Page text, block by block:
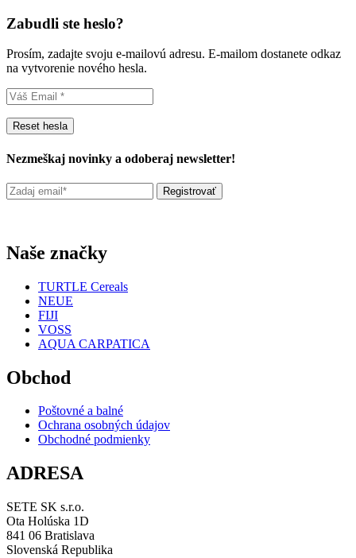
Zabudli ste heslo?
Prosím, zadajte svoju e-mailovú adresu. E-mailom dostanete odkaz
na vytvorenie nového hesla.
Reset hesla
Nezmeškaj novinky a odoberaj newsletter!
Naše značky
TURTLE Cereals
NEUE
FIJI
VOSS
AQUA CARPATICA
Obchod
Poštovné a balné
Ochrana osobných údajov
Obchodné podmienky
ADRESA
SETE SK s.r.o.
Ota Holúska 1D
841 06 Bratislava
Slovenská Republika